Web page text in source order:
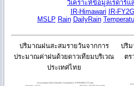
วิเคราะห์ข้อมูลเรดาร์แ
IR-Himawari
IR-FY2G
MSLP Rain DailyRain
ปริมาณฝนสะสมรายวันจากการ
ประมาณค่าฝนด้วยดาวเทียมบริเวณ
ประเทศไทย
ปริม
ตร